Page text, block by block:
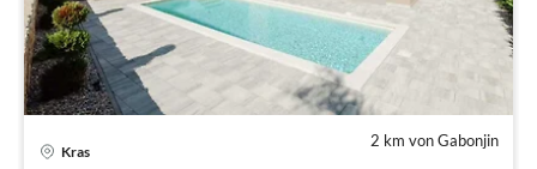
2 km von Gabonjin
Kras